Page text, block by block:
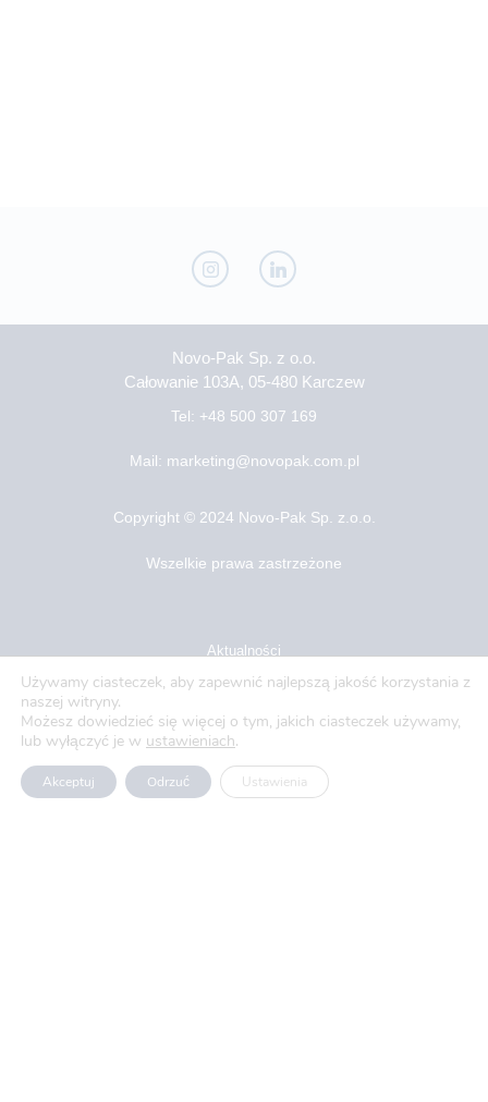
Novo-Pak Sp. z o.o.
Całowanie 103A, 05-480 Karczew
Tel: +48 500 307 169
Mail: marketing@novopak.com.pl
Copyright © 2024 Novo-Pak Sp. z.o.o.
Wszelkie prawa zastrzeżone
Aktualności
O nas
Oferty pracy
Używamy ciasteczek, aby zapewnić najlepszą jakość korzystania z
naszej witryny.
Możesz dowiedzieć się więcej o tym, jakich ciasteczek używamy,
lub wyłączyć je w ustawieniach.
Akceptuj Odrzuć Ustawienia